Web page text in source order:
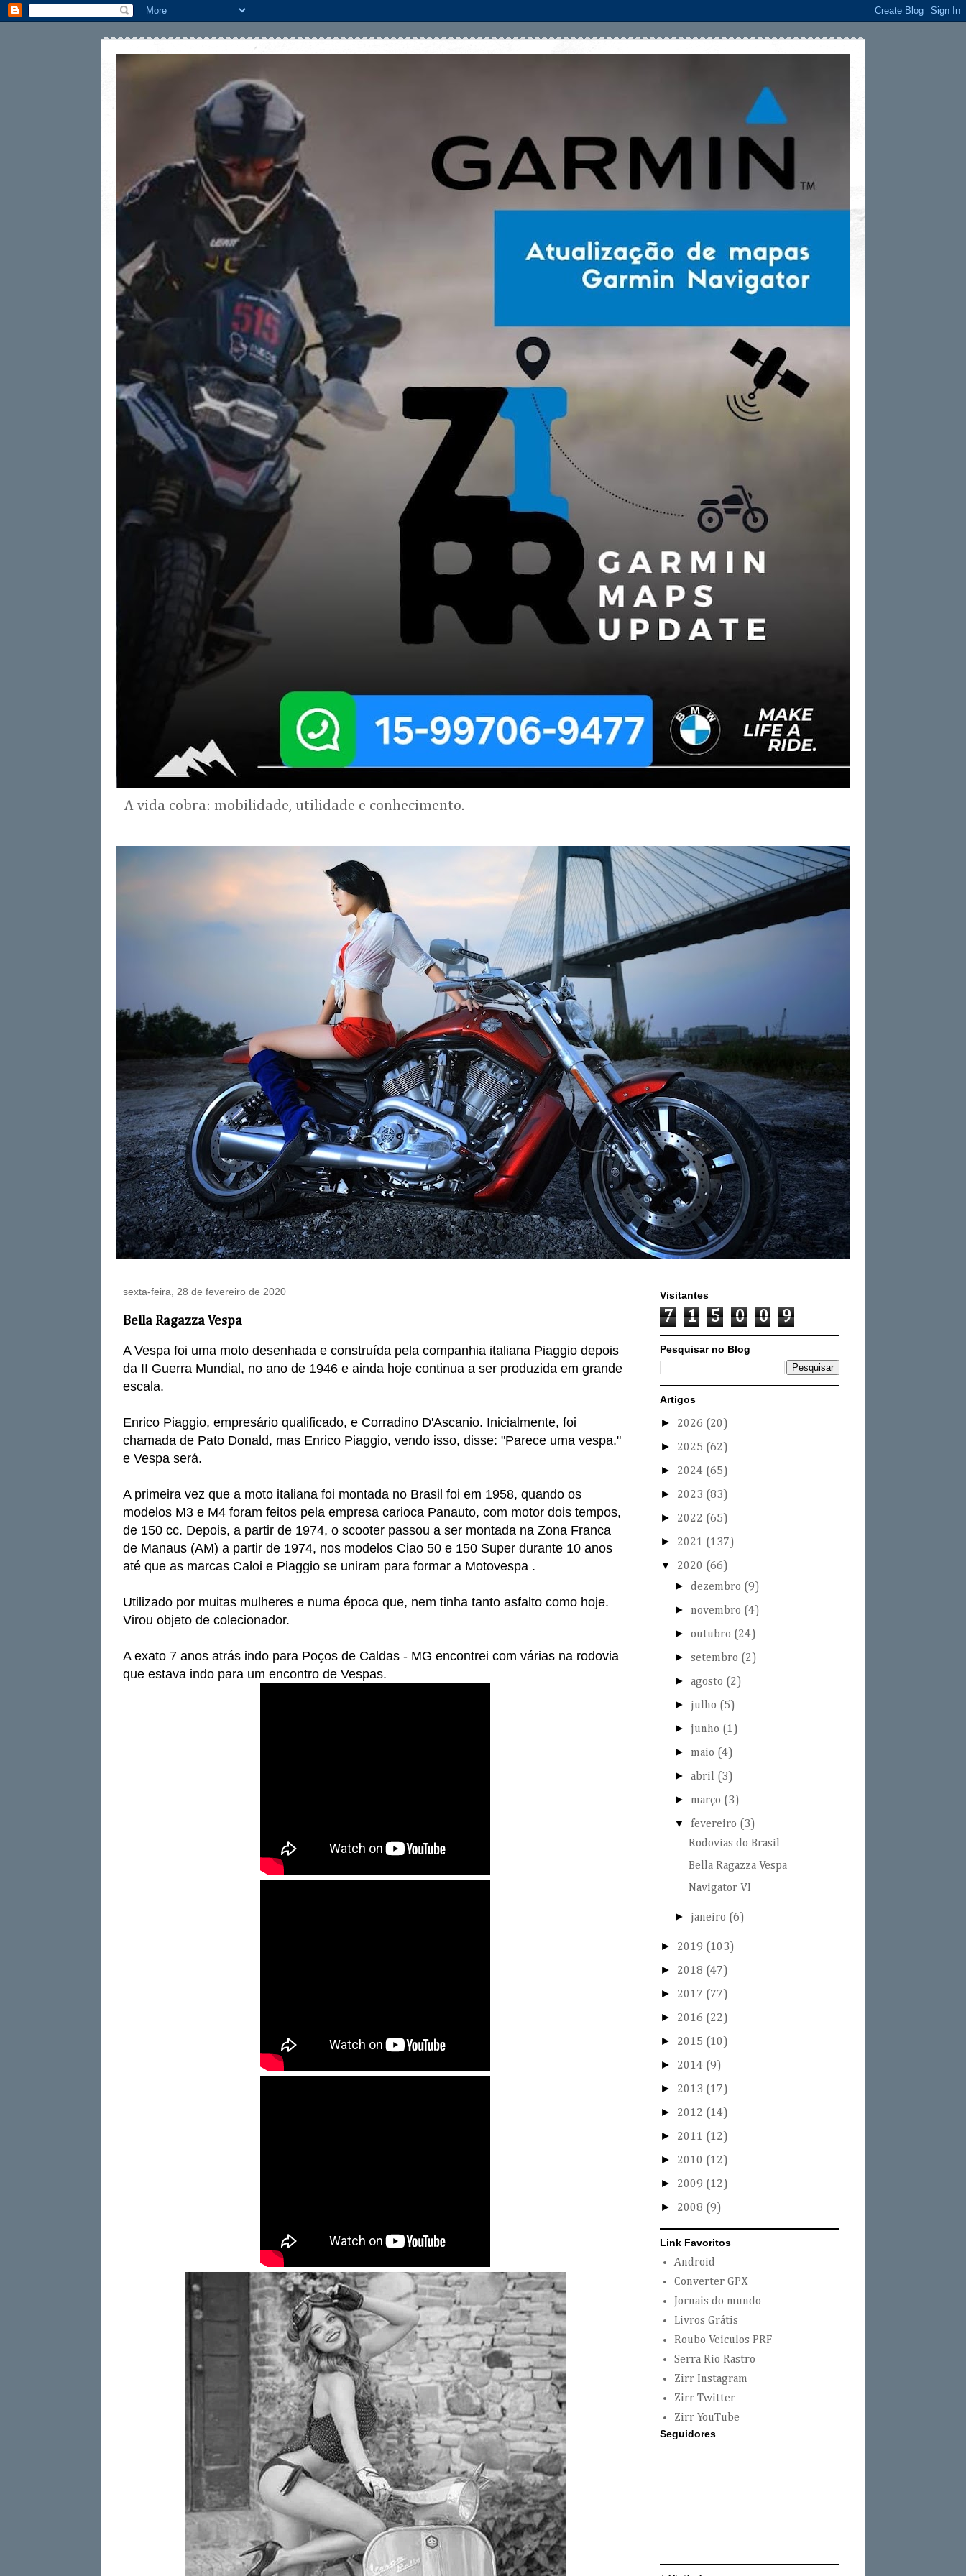
A vida cobra: mobilidade, utilidade e conhecimento.
sexta-feira, 28 de fevereiro de 2020
Bella Ragazza Vespa
A Vespa foi uma moto desenhada e construída pela companhia italiana Piaggio depois
da II Guerra Mundial, no ano de 1946 e ainda hoje continua a ser produzida em grande
escala.
Enrico Piaggio, empresário qualificado, e Corradino D'Ascanio. Inicialmente, foi
chamada de Pato Donald, mas Enrico Piaggio, vendo isso, disse: "Parece uma vespa."
e Vespa será.
A primeira vez que a moto italiana foi montada no Brasil foi em 1958, quando os
modelos M3 e M4 foram feitos pela empresa carioca Panauto, com motor dois tempos,
de 150 cc. Depois, a partir de 1974, o scooter passou a ser montada na Zona Franca
de Manaus (AM) a partir de 1974, nos modelos Ciao 50 e 150 Super durante 10 anos
até que as marcas Caloi e Piaggio se uniram para formar a Motovespa .
Utilizado por muitas mulheres e numa época que, nem tinha tanto asfalto como hoje.
Virou objeto de colecionador.
A exato 7 anos atrás indo para Poços de Caldas - MG encontrei com várias na rodovia
que estava indo para um encontro de Vespas.
Visitantes
7 1 5 0 0 9
Pesquisar no Blog
Artigos
► 2026 (20)
► 2025 (62)
► 2024 (65)
► 2023 (83)
► 2022 (65)
► 2021 (137)
▼ 2020 (66)
►dezembro (9)
► novembro (4)
►outubro (24)
►setembro (2)
►agosto (2)
► julho (5)
► junho (1)
► maio (4)
►abril (3)
► março (3)
▼ fevereiro (3)
Rodovias do Brasil
Bella Ragazza Vespa
Navigator VI
► janeiro (6)
► 2019 (103)
► 2018 (47)
► 2017 (77)
► 2016 (22)
► 2015 (10)
► 2014 (9)
► 2013 (17)
► 2012 (14)
► 2011 (12)
► 2010 (12)
► 2009 (12)
► 2008 (9)
Link Favoritos
Android
Converter GPX
Jornais do mundo
Livros Grátis
Roubo Veiculos PRF
Serra Rio Rastro
Zirr Instagram
Zirr Twitter
Zirr YouTube
Seguidores